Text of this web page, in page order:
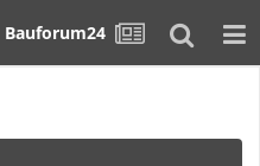
Bauforum24